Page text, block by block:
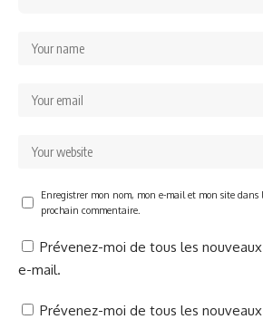
Enregistrer mon nom, mon e-mail et mon site dans
prochain commentaire.
Prévenez-moi de tous les
e-mail.
Prévenez-moi de tous les